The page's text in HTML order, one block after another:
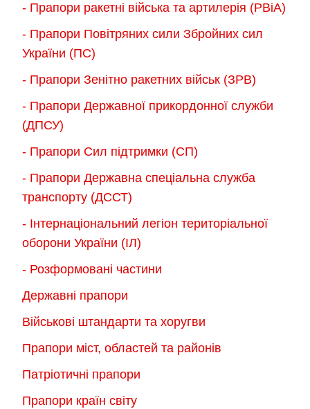
- Прапори ракетні війська та артилерія (РВіА)
- Прапори Повітряних сили Збройних сил
України (ПС)
- Прапори Зенітно ракетних військ (ЗРВ)
- Прапори Державної прикордонної служби
(ДПСУ)
- Прапори Сил підтримки (СП)
- Прапори Державна спеціальна служба
транспорту (ДССТ)
- Інтернаціональний легіон територіальної
оборони України (ІЛ)
- Розформовані частини
Державні прапори
Військові штандарти та хоругви
Прапори міст, областей та районів
Патріотичні прапори
Прапори країн світу